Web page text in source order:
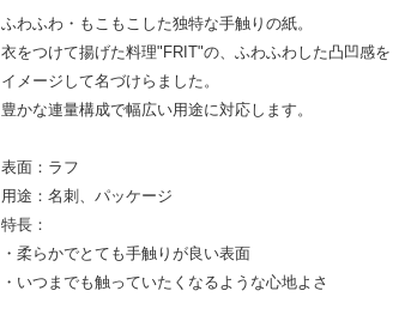
ふわふわ・もこもこした独特な手触りの紙。
衣をつけて揚げた料理"FRIT"の、ふわふわした凸凹感を
イメージして名づけらました。
豊かな連量構成で幅広い用途に対応します。
表面：ラフ
用途：名刺、パッケージ
特長：
・柔らかでとても手触りが良い表面
・いつまでも触っていたくなるような心地よさ